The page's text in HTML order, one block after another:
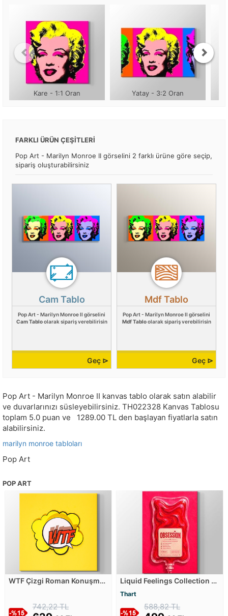
Kare - 1:1 Oran Yatay - 3:2 Oran
FARKLI ÜRÜN ÇEŞİTLERİ
Pop Art - Marilyn Monroe II görselini 2 farklı ürüne göre seçip,
sipariş oluşturabilirsiniz
Cam Tablo
Pop Art - Marilyn Monroe II görselini
Cam Tabloolarak sipariş verebilirisin
Geç ⊳
Mdf Tablo
Pop Art - Marilyn Monroe II görselini
Mdf Tabloolarak sipariş verebilirisin
Geç ⊳
Pop Art - Marilyn Monroe II kanvas tablo olarak satın alabilir
ve duvarlarınızı süsleyebilirsiniz. TH022328 Kanvas Tablosu
toplam 5.0 puan ve 1289.00 TL den başlayan fiyatlarla satın
alabilirsiniz.
marilyn monroe tabloları
Pop Art
POP ART
WTF Çizgi Roman Konuşma
742,22 TL
Liquid Feelings Collection -
Thart
588,82 TL